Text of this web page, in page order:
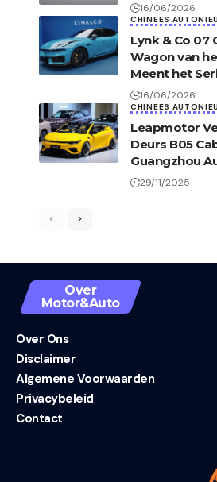
16/06/2026
CHINEES
Lynk & Co 07
Wagon van
Meent het
16/06/2026
CHINEES
Leapmotor
Deurs B05
Guangzhou
29/11/2025
Over
Motor&Auto
Over Ons
Disclaimer
Algemene Voorwaarden
Privacybeleid
Contact